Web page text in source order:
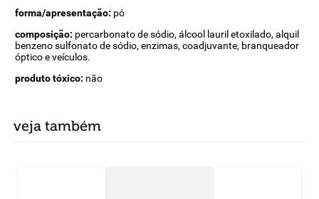
forma/apresentação: pó
composição: percarbonato de sódio, álcool lauril etoxilado, alquil
benzeno sulfonato de sódio, enzimas, coadjuvante, branqueador
óptico e veículos.
produto tóxico: não
veja também